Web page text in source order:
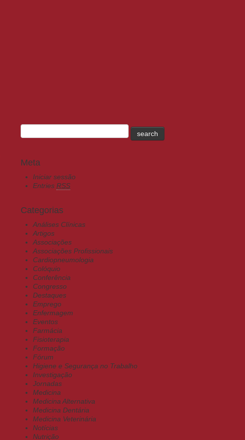
Meta
Iniciar sessão
Entries RSS
Categorias
Análises Clínicas
Artigos
Associações
Associações Profissionais
Cardiopneumologia
Colóquio
Conferência
Congresso
Destaques
Emprego
Enfermagem
Eventos
Farmácia
Fisioterapia
Formação
Fórum
Higiene e Segurança no Trabalho
Investigação
Jornadas
Medicina
Medicina Alternativa
Medicina Dentária
Medicina Veterinária
Notícias
Nutrição